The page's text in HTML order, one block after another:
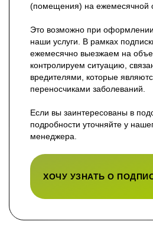
(помещения) на ежемесячной
Это возможно при
наши услуги. В рамках
ежемесячно выезжаем на
контролируем ситуацию,
вредителями, которые
переносчиками заболеваний.
Если вы заинтересованы в
подробности уточняйте у
менеджера.
ХОЧУ УЗНАТЬ О